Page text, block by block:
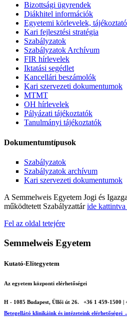
Bizottsági ügyrendek
Diákhitel információk
Egyetemi körlevelek,
Kari fejlesztési stratégia
Szabályzatok
Szabályzatok Archívum
FIR hírlevelek
Iktatási segédlet
Kancellári beszámolók
Kari szervezeti dokumentumok
MTMT
OH hírlevelek
Pályázati tájékoztatók
Tanulmányi tájékoztatók
Dokumentumtípusok
Szabályzatok
Szabályzatok archívum
Kari szervezeti dokumentumok
A Semmelweis Egyetem Jogi és
működtetett Szabályzattáride kattintva
Fel az oldal tetejére
Semmelweis Egyetem
Kutató-Elitegyetem
Az egyetem központi elérhetőségei
H - 1085 Budapest, Üllői út 26.
+36 1 459-1500 |
Betegellátó klinikáink és intézeteink elérhetőségei